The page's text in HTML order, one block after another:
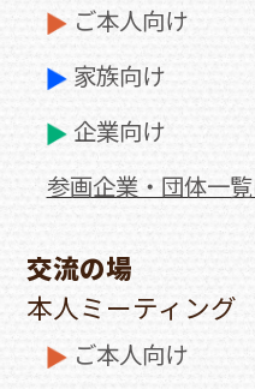
ご本人向け
家族向け
企業向け
参画企業・団体一
交流の場
本人ミーティング
ご本人向け